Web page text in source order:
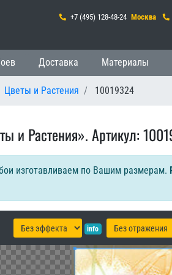
+7 (495) 128-48-24 Москва
Доставка Материалы
Цветы и Растения 10019324
и Растения». Артикул:
изготавливаем по Вашим размерам.
info